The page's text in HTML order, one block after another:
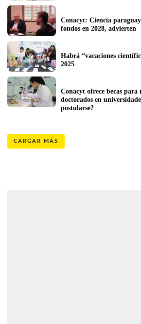
Conacyt: Ciencia
fondos en 2028, advierten
Habrá “vacaciones
2025
Conacyt ofrece becas para
doctorados en
CARGAR MÁS